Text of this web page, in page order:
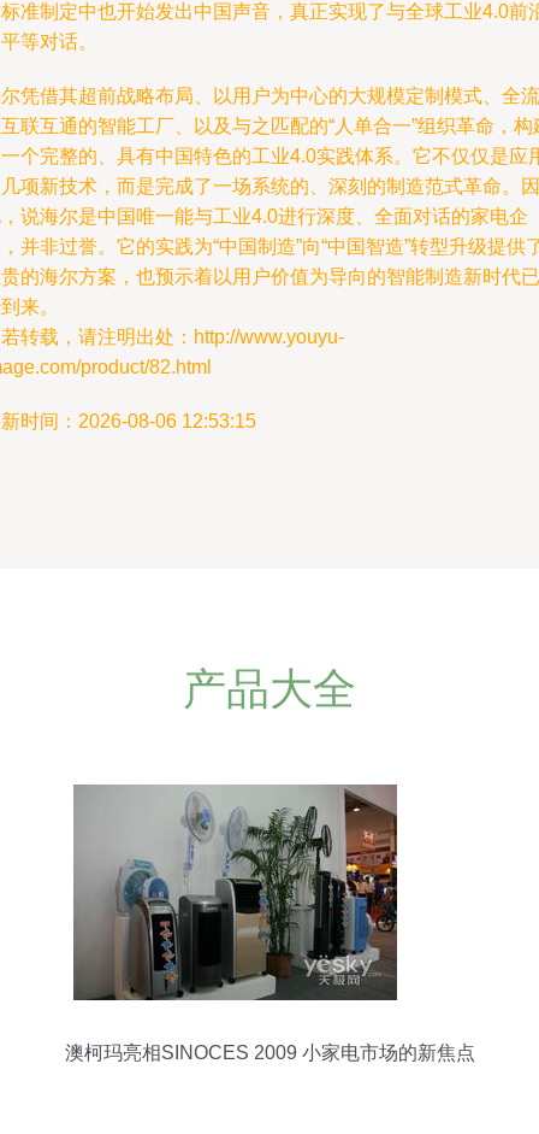
准制定中也开始发出中国声音，真正实现了与全球工业4.0前
等对话。
凭借其超前战略布局、以用户为中心的大规模定制模式、全流
联互通的智能工厂、以及与之匹配的“人单合一”组织革命，构
个完整的、具有中国特色的工业4.0实践体系。它不仅仅是应
项新技术，而是完成了一场系统的、深刻的制造范式革命。因
说海尔是中国唯一能与工业4.0进行深度、全面对话的家电企
并非过誉。它的实践为“中国制造”向“中国智造”转型升级提供
的海尔方案，也预示着以用户价值为导向的智能制造新时代已
来。
转载，请注明出处：http://www.youyu-
product/82.html
时间：2026-08-06 12:53:15
产品大全
澳柯玛亮相SINOCES 2009 小家电市场的新焦点